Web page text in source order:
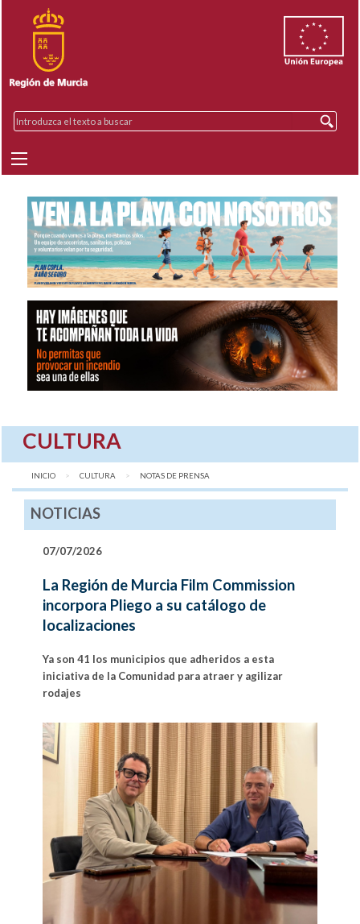
CULTURA
INICIO CULTURA AQUÍ:
NOTAS DE PRENSA
NOTICIAS
07/07/2026
La Región de Murcia Film Commission
incorpora Pliego a su catálogo de
localizaciones
Ya son 41 los municipios que adheridos a esta
iniciativa de la Comunidad para atraer y agilizar
rodajes